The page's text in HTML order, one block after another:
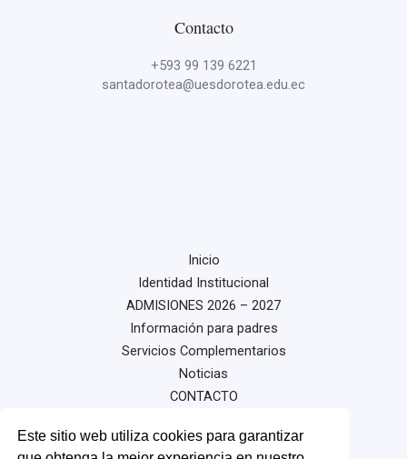
Contacto
+593 99 139 6221
santadorotea@uesdorotea.edu.ec
Inicio
Identidad Institucional
ADMISIONES 2026 – 2027
Información para padres
Servicios Complementarios
Noticias
CONTACTO
Este sitio web utiliza cookies para garantizar